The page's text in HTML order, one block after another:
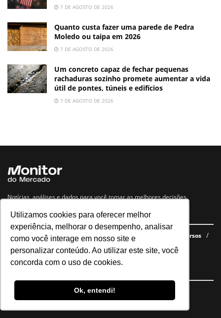
Utilizamos cookies para oferecer melhor
experiência, melhorar o desempenho, analisar
como você interage em nosso site e
personalizar conteúdo. Ao utilizar este site, você
concorda com o uso de cookies.
Ok, entendi!
7 DE AGOSTO DE 2026
Quanto custa fazer uma parede de Pedra
Moledo ou taipa em 2026
7 DE AGOSTO DE 2026
Um concreto capaz de fechar pequenas
rachaduras sozinho promete aumentar a vida
útil de pontes, túneis e edifícios
7 DE AGOSTO DE 2026
Notícias, análises e dados para você tomar as melhores decisões.
Navegue no site
Últimas notícias Quem somos E-books gratuitos
Cursos
Política de privacidade